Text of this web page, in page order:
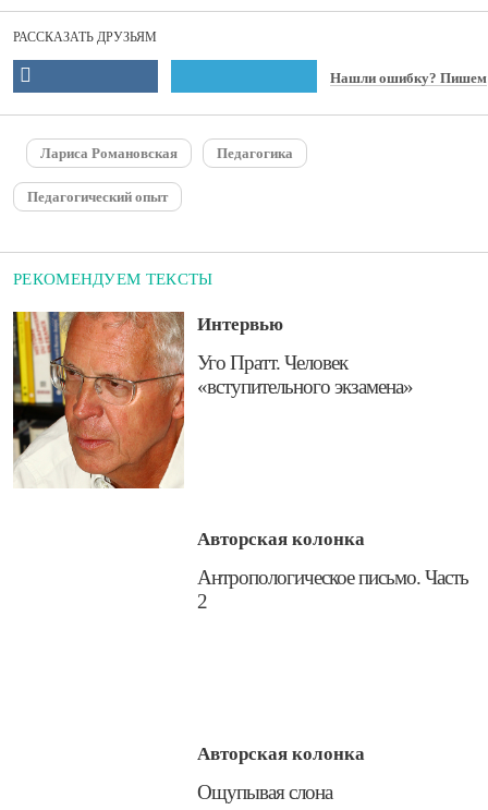
РАССКАЗАТЬ ДРУЗЬЯМ
Нашли ошибку? Пишем
Лариса Романовская Педагогика
Педагогический опыт
РЕКОМЕНДУЕМ ТЕКСТЫ
Интервью
​Уго Пратт. Человек
«вступительного экзамена»
Авторская колонка
​Антропологическое письмо. Часть
2
Авторская колонка
​Ощупывая слона